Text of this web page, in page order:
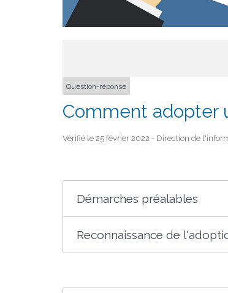
Question-réponse
Comment adopter
Vérifié le 25 février 2022 - Direction de
Démarches préalables
Reconnaissance de